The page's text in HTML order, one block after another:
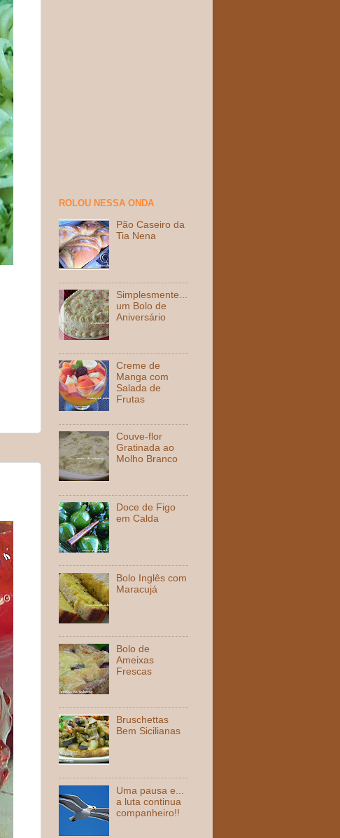
ROLOU NESSA ONDA
Pão Caseiro da
Tia Nena
Simplesmente...
um Bolo de
Aniversário
Creme de
Manga com
Salada de
Frutas
Couve-flor
Gratinada ao
Molho Branco
Doce de Figo
em Calda
Bolo Inglês com
Maracujá
Bolo de
Ameixas
Frescas
Bruschettas
Bem Sicilianas
Uma pausa e...
a luta continua
companheiro!!